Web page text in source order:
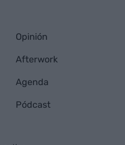
Opinión
Afterwork
Agenda
Pódcast